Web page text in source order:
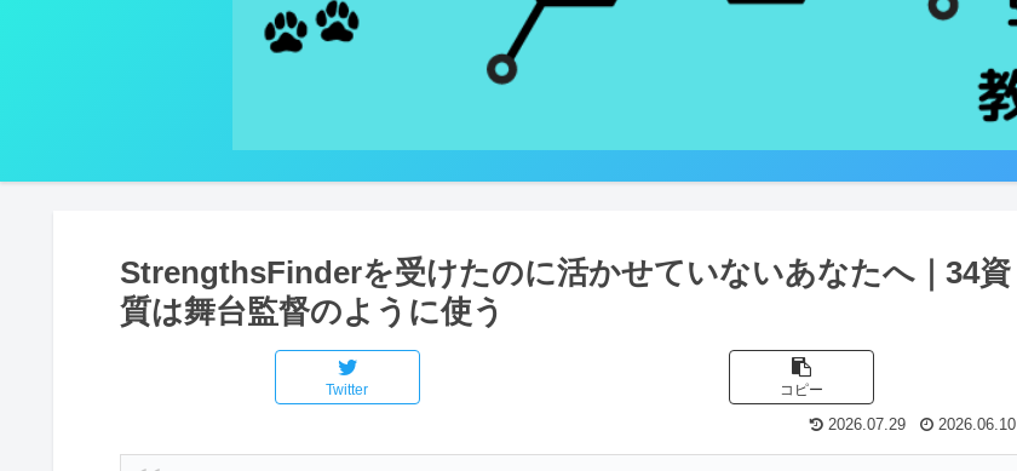
StrengthsFinderを受けたのに活かせていないあなたへ｜34資
質は舞台監督のように使う
Twitter コピー
2026.07.29 2026.06.10